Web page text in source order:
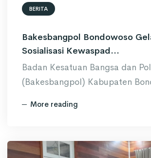
BERITA
Bakesbangpol Bondowoso
Sosialisasi Kewaspad...
Badan Kesatuan Bangsa dan
(Bakesbangpol) Kabupaten
More reading